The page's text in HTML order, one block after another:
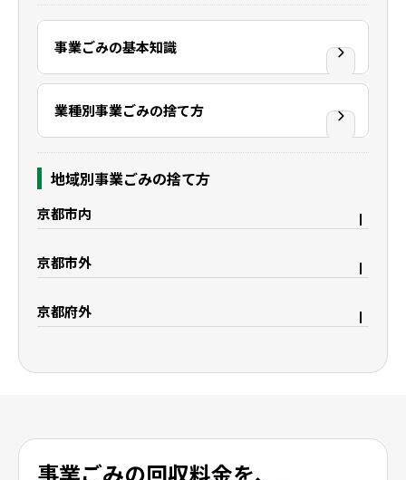
事業ごみの基本知識
業種別事業ごみの捨て方
地域別事業ごみの捨て方
京都市内
京都市中京区
京都市下京区
京都市西京区
京都市山科区
京都市南区
京都市外
八幡市
城陽市
京都府外
滋賀県大津市
滋賀県栗東市
事業ごみの回収料金を、